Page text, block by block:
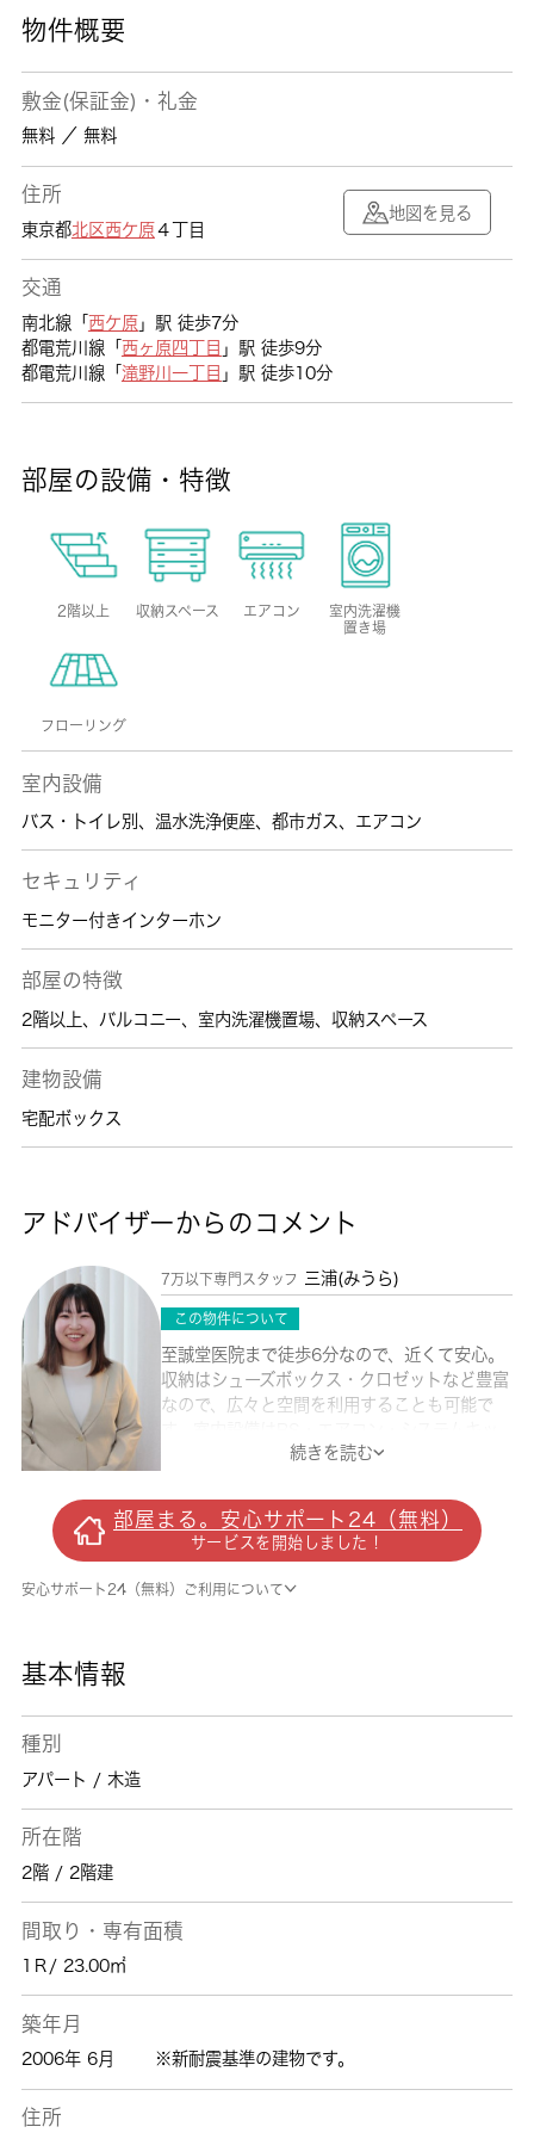
物件概要
敷金(保証金)・礼金
無料 ／ 無料
住所
東京都北区西ケ原４丁目
地図を見る
交通
南北線「 西ケ原」駅 徒歩7分
都電荒川線「 西ヶ原四丁目 」駅 徒歩9分
都電荒川線「 滝野川一丁目 」駅 徒歩10分
部屋の設備・特徴
2階以上 収納スペース エアコン
室内洗濯機
置き場
フローリング
室内設備
バス・トイレ別 、 温水洗浄便座、 都市ガス、 エアコン
セキュリティ
モニター付きインターホン
部屋の特徴
2階以上、 バルコニー、 室内洗濯機置場、 収納スペース
建物設備
宅配ボックス
アドバイザーからのコメント
7万以下専門スタッフ 三浦(みうら)
この物件について
至誠堂医院まで徒歩6分なので、近くて安心。
収納はシューズボックス・クロゼットなど豊富
なので、広々と空間を利用することも可能で
チンなどが揃っているので、快適に過ごしやす
目にしていただくと嬉しいです。駅から徒歩7
分の位置にある物件なので、アクセスも良好で
す。住みやすさが満載でイチオシのアパートは
こちらです。北区で暮らすなら南北線西ケ原近
続きを読む
部屋まる。安心サポート24（無料）
サービスを開始しました！
安心サポート24（無料）ご利用について
基本情報
種別
アパート / 木造
所在階
2階 / 2階建
間取り・専有面積
1Ｒ/ 23.00㎡
築年月
2006年 6月 ※新耐震基準の建物です。
住所